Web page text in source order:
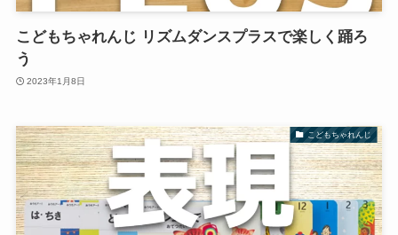
こどもちゃれんじ リズムダンスプラスで楽しく踊ろ
う
2023年1月8日
こどもちゃれんじ